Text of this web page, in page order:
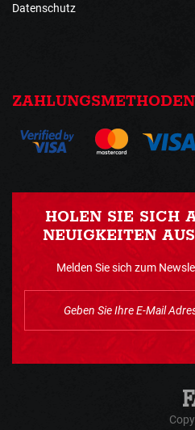
Datenschutz
ZAHLUNGSMETHODEN
HOLEN SIE SICH
NEUIGKEITEN
Melden Sie sich zum